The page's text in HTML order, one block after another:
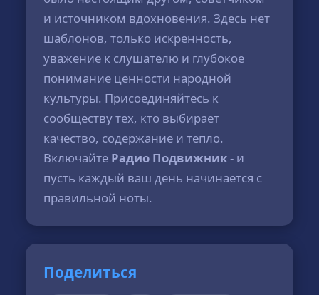
и источником вдохновения. Здесь нет
шаблонов, только искренность,
уважение к слушателю и глубокое
понимание ценности народной
культуры. Присоединяйтесь к
сообществу тех, кто выбирает
качество, содержание и тепло.
Включайте Радио Подвижник- и
пусть каждый ваш день начинается с
правильной ноты.
Поделиться